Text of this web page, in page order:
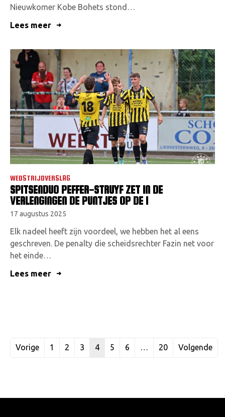
Nieuwkomer Kobe Bohets stond…
Lees meer
WEDSTRIJDVERSLAG
SPITSENDUO PEFFER-STRUYF ZET IN DE
VERLENGINGEN DE PUNTJES OP DE I
17 augustus 2025
Elk nadeel heeft zijn voordeel, we hebben het al eens
geschreven. De penalty die scheidsrechter Fazin net voor
het einde…
Lees meer
Vorige 1 2 3 4 5 6 … 20 Volgende